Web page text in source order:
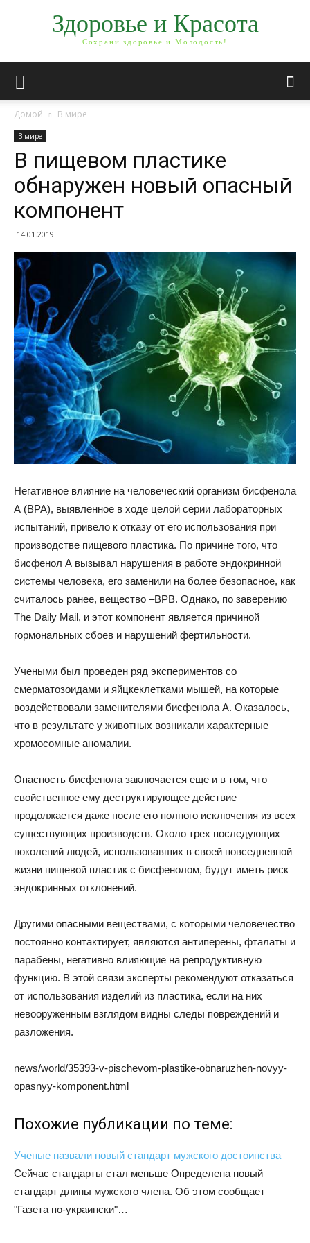
Здоровье и Красота
Сохрани здоровье и Молодость!
Домой В мире
В мире
В пищевом пластике
обнаружен новый опасный
компонент
14.01.2019
Негативное влияние на человеческий организм бисфенола
А (ВРА), выявленное в ходе целой серии лабораторных
испытаний, привело к отказу от его использования при
производстве пищевого пластика. По причине того, что
бисфенол А вызывал нарушения в работе эндокринной
системы человека, его заменили на более безопасное, как
считалось ранее, вещество –BPВ. Однако, по заверению
The Daily Mail, и этот компонент является причиной
гормональных сбоев и нарушений фертильности.
Учеными был проведен ряд экспериментов со
смерматозоидами и яйцкеклетками мышей, на которые
воздействовали заменителями бисфенола А. Оказалось,
что в результате у животных возникали характерные
хромосомные аномалии.
Опасность бисфенола заключается еще и в том, что
свойственное ему деструктирующее действие
продолжается даже после его полного исключения из всех
существующих производств. Около трех последующих
поколений людей, использовавших в своей повседневной
жизни пищевой пластик с бисфенолом, будут иметь риск
эндокринных отклонений.
Другими опасными веществами, с которыми человечество
постоянно контактирует, являются антиперены, фталаты и
парабены, негативно влияющие на репродуктивную
функцию. В этой связи эксперты рекомендуют отказаться
от использования изделий из пластика, если на них
невооруженным взглядом видны следы повреждений и
разложения.
news/world/35393-v-pischevom-plastike-obnaruzhen-novyy-
opasnyy-komponent.html
Похожие публикации по теме:
Ученые назвали новый стандарт мужского достоинства
Сейчас стандарты стал меньше Определена новый
стандарт длины мужского члена. Об этом сообщает
"Газета по-украински"…